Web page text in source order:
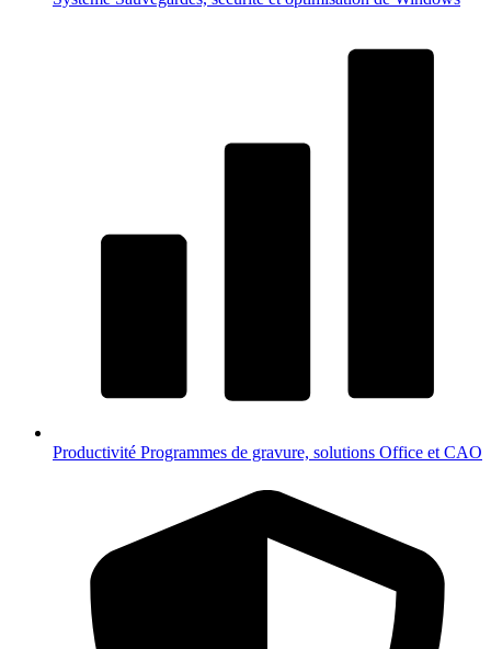
Productivité Programmes de gravure, solutions Office et CAO